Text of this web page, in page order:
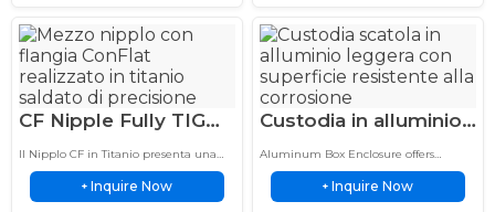
Durevole
CF Nipple Fully TIG
Welded Titanium Half
Nipple for UHV
Systems
Il Nipplo CF in Titanio presenta una
flangia ConFlat completamente
saldata TIG per prestazioni a tenuta
stagna e ad alta purezza in
+ Inquire Now
Custodia in alluminio
personalizzata
lavorata a CNC per
l'integrazione di
Aluminum Box Enclosure offers
durable aluminum protection with
custom fabrication, lightweight
design, and reliable performance for
+ Inquire Now